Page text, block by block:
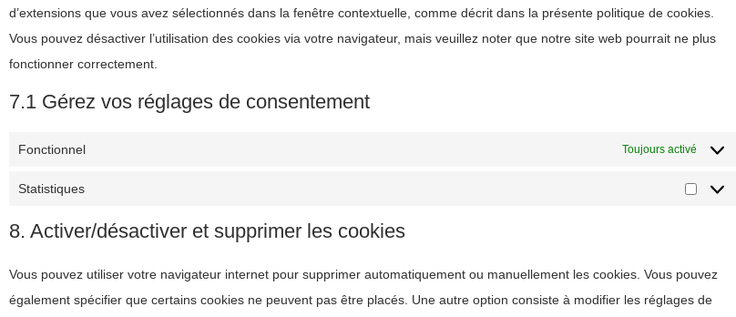
d’extensions que vous avez sélectionnés dans la fenêtre contextuelle, comme décrit dans la présente politique de cookies.
Vous pouvez désactiver l’utilisation des cookies via votre navigateur, mais veuillez noter que notre site web pourrait ne plus
fonctionner correctement.
7.1 Gérez vos réglages de consentement
Fonctionnel Toujours activé
Statistiques
8. Activer/désactiver et supprimer les cookies
Vous pouvez utiliser votre navigateur internet pour supprimer automatiquement ou manuellement les cookies. Vous pouvez
également spécifier que certains cookies ne peuvent pas être placés. Une autre option consiste à modifier les réglages de